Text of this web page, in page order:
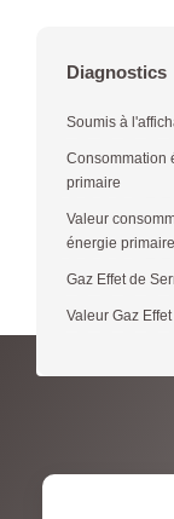
Diagnostics
Soumis à
Consommation
primaire
Valeur
énergie primaire
Gaz Effet de
Valeur Gaz